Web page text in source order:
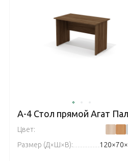
А-4 Стол прямой Агат
Цвет:
Размер (Д×Ш×В):